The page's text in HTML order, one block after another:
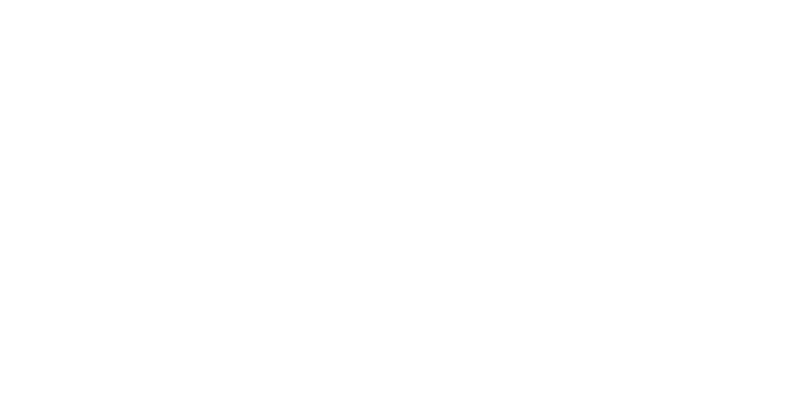
con fruttosio, ma senza elementi che sono artificiali. Infatti, in questo caso, si
e anche per i tratti urinari. Parliamo di un ottimo diuretico. Aumenta anche la
gli anemici e anche per tonificare le vene. Nei lamponi interi liofilizzati benefici
le donne in gravidanza.